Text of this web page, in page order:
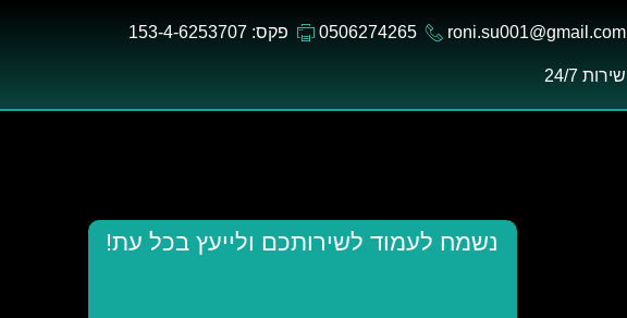
roni.su001@gmail.com
0506274265 פקס: 153-4-6253707
שירות 24/7
נשמח לעמוד לשירותכם ולייעץ בכל עת!